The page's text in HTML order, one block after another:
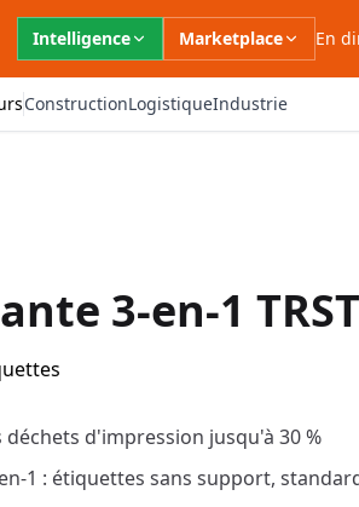
Intelligence Marketplace En
ConstructionLogistiqueIndustrie
3-en-1
déchets d'impression jusqu'à 30 %
1 : étiquettes sans support,